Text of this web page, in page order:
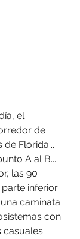
el
de
Florida...
A al B...
las 90
inferior
caminata
con
casuales